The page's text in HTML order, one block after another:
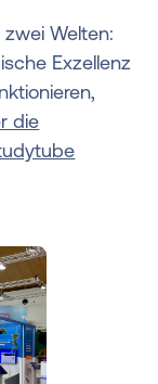
Welten:
Exzellenz
die